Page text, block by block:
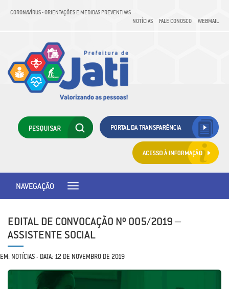
CORONAVÍRUS - ORIENTAÇÕES E MEDIDAS PREVENTIVAS
NOTÍCIAS
FALE CONOSCO WEBMAIL
Toggle
NAVEGAÇÃO
EDITAL DE CONVOCAÇÃO Nº 005/2019 –
ASSISTENTE SOCIAL
EM: NOTÍCIAS - DATA: 12 DE NOVEMBRO DE 2019